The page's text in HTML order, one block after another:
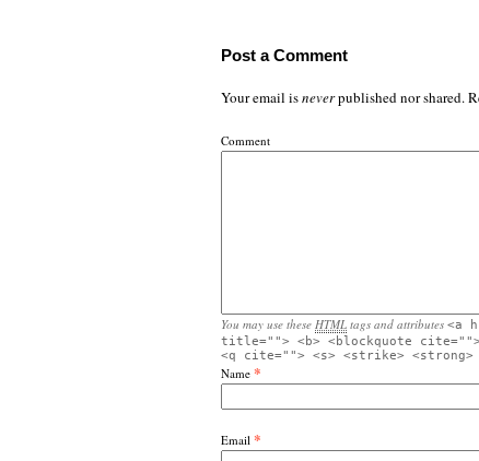
Post a Comment
Your email isneverpublished nor shared.
Comment
You may use these HTML tags and attributes <a
title=""> <b> <blockquote cite="">
<q cite=""> <s> <strike> <strong>
Name *
Email *